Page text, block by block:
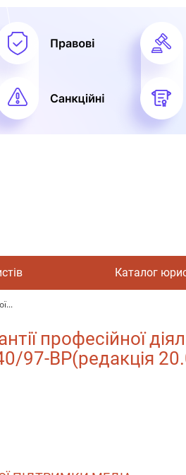
Каталог
професійної
97-ВР(редакція